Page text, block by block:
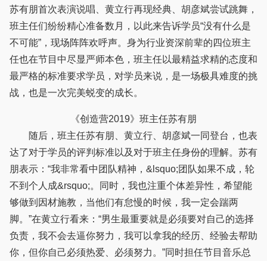
苏有朋首次表演说唱、黄立行再现经典、胡彦斌尝试跳舞，
班主任们纷纷精心准备数月，以此来告诉学员“没有什么是
不可能”，现场阵阵欢呼声。身为行业资深前辈的四位班主
任也在节目中尽显严师本色，班主任以最精益求精的态度和
最严格的标准要求学员，对学员来说，是一场极具难度的挑
战，也是一次完美蜕变的成长。
《创造营2019》班主任苏有朋
随后，班主任苏有朋、黄立行、胡彦斌一同登台，也表
达了对于学员的评判标准以及对于班主任身份的理解。苏有
朋表示：“我非常看中团队精神，&lsquo;团队如果不成，轮
不到个人成&rsquo;。同时，我也注重个体差异性，希望能
够做到因材施教，当他们有怠慢的时候，我一定会踹两
脚。”在黄立行看来：“男生最重要就是必须要对自己的选择
负责，我不会去逼你努力，我可以拿我的经历、经验去帮助
你，但你自己必须热爱、必须努力。”同时担任节目音乐总